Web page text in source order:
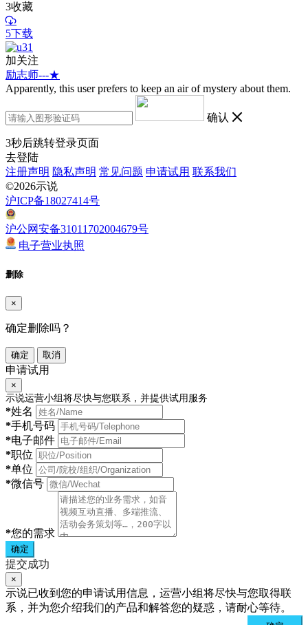
3收藏
5下载
加关注
励志师---★
Apparently, this user prefers to keep an air of mystery about them.
确认
3秒后跳转登录页面
去登陆
注册声明 隐私声明 常见问题 申请试用 联系我们
©2026示说
沪ICP备18027414号
沪公网安备31011702004679号
电子营业执照
删除
×
确定删除吗？
确定 取消
申请试用
×
示说运营小组将尽快与您联系，并提供试用服务
*姓名
*手机号码
*电子邮件
*职位
*单位
*微信号
*您的需求
确定
提交成功
×
示说已收到您的申请试用信息，运营小组将尽快与您取得联
系，并为您介绍我们的产品和解答您的疑惑，请耐心等待。